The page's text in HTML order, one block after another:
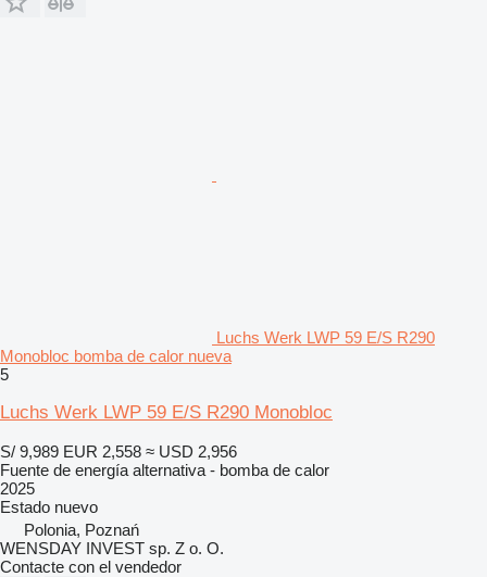
Luchs Werk LWP 59 E/S R290
Monobloc bomba de calor nueva
5
Luchs Werk LWP 59 E/S R290 Monobloc
S/ 9,989 EUR 2,558 ≈ USD 2,956
Fuente de energía alternativa - bomba de calor
2025
Estado nuevo
Polonia, Poznań
WENSDAY INVEST sp. Z o. O.
Contacte con el vendedor